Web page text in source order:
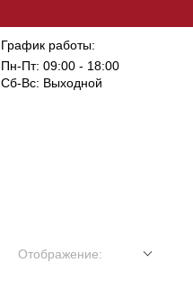
График работы:
Пн-Пт: 09:00 - 18:00
Сб-Вс: Выходной
Отображение: